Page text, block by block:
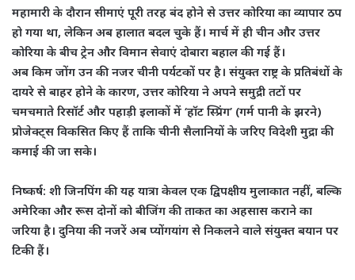
​महामारी के दौरान सीमाएं पूरी तरह बंद होने से उत्तर कोरिया का व्यापार ठप
हो गया था, लेकिन अब हालात बदल चुके हैं। मार्च में ही चीन और उत्तर
कोरिया के बीच ट्रेन और विमान सेवाएं दोबारा बहाल की गई हैं।
​अब किम जोंग उन की नजर चीनी पर्यटकों पर है। संयुक्त राष्ट्र के प्रतिबंधों के
दायरे से बाहर होने के कारण, उत्तर कोरिया ने अपने समुद्री तटों पर
चमचमाते रिसॉर्ट और पहाड़ी इलाकों में ‘हॉट स्प्रिंग’ (गर्म पानी के झरने)
प्रोजेक्ट्स विकसित किए हैं ताकि चीनी सैलानियों के जरिए विदेशी मुद्रा की
कमाई की जा सके।
निष्कर्ष: शी जिनपिंग की यह यात्रा केवल एक द्विपक्षीय मुलाकात नहीं, बल्कि
अमेरिका और रूस दोनों को बीजिंग की ताकत का अहसास कराने का
जरिया है। दुनिया की नजरें अब प्योंगयांग से निकलने वाले संयुक्त बयान पर
टिकी हैं।